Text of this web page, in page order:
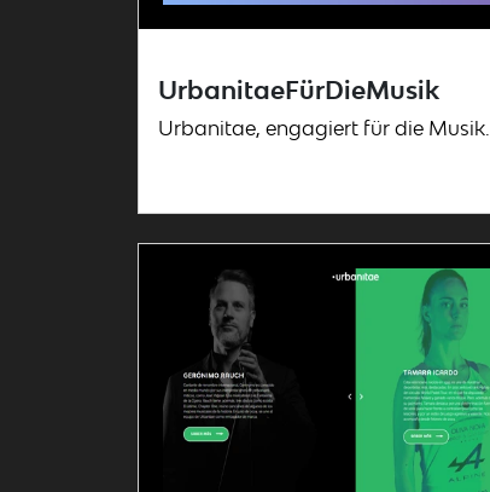
UrbanitaeFürDieMusik
Urbanitae, engagiert für die Musik.